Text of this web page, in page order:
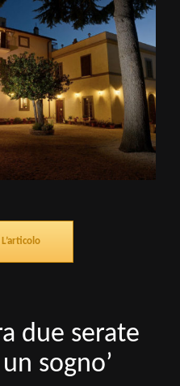
L’articolo
due serate
sogno’